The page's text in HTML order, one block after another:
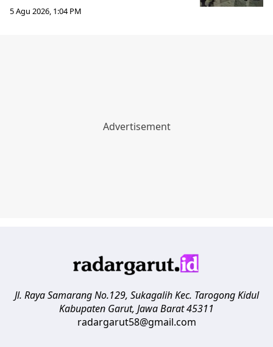
5 Agu 2026, 1:04 PM
Jl. Raya Samarang No.129, Sukagalih Kec. Tarogong Kidul
Kabupaten Garut, Jawa Barat45311
radargarut58@gmail.com